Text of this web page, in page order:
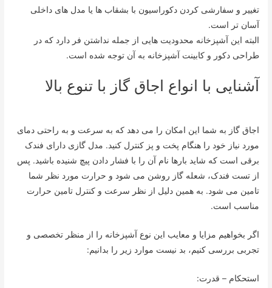
تغییر و سفارشی کردن دکوراسیون با بشقاب ها یا مدل های داخلی
آسان تر است.
البته این آشپزخانه محدودیت هایی از جمله نداشتن فر دارد که در
طراحی دکور و کابینت آشپزخانه به آن توجه شده است.
آشنایی با انواع اجاق گاز با تنوع بالا
اجاق گاز به شما این امکان را می دهد که به سرعت و به راحتی دمای
مورد نیاز خود را هنگام پخت و پز کنترل کنید. مدل گازی دارای فندک
برقی است که شاید بارها نام آن را با فشار دادن پیچ شنیده باشید. پس
از تست فندک، شعله گاز روشن می شود و حرارت مورد نظر شما
تامین می شود. به همین دلیل از نظر سرعت و کنترل تامین حرارت
مناسب است.
اگر بخواهیم مزایا و معایب این نوع آشپزخانه را از منظر تخصصی و
تجربی بررسی کنیم، بد نیست موارد زیر را بدانیم:
استحکام – قدرت: